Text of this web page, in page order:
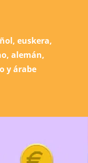
euskera,
alemán,
y árabe